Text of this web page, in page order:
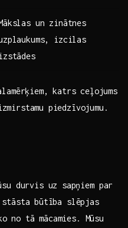
​un zinātnes
izcilas
izstādes
⁢katrs ⁤ceļojums
piedzīvojumu.
durvis uz⁢ sapņiem par⁣
stāsta ⁣būtība slēpjas
no tā mācamies. Mūsu